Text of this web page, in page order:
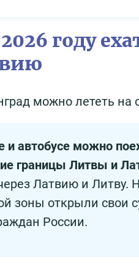
году
можно лететь
автобусе можно
границы Литвы и
Латвию и
зоны открыли свои
России.